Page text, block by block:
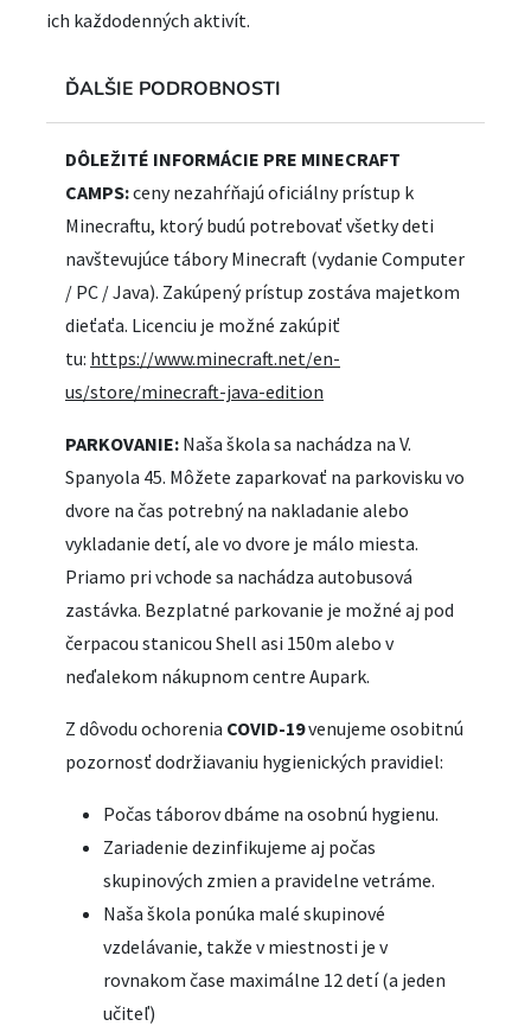
ich každodenných aktivít.
ĎALŠIE PODROBNOSTI
DÔLEŽITÉ INFORMÁCIE PRE MINECRAFT
CAMPS:ceny nezahŕňajú oficiálny prístup k
Minecraftu, ktorý budú potrebovať všetky deti
navštevujúce tábory Minecraft (vydanie Computer
/ PC / Java). Zakúpený prístup zostáva majetkom
dieťaťa. Licenciu je možné zakúpiť
tu: https://www.minecraft.net/en-
us/store/minecraft-java-edition
PARKOVANIE: Naša škola sa nachádza na V.
Spanyola 45. Môžete zaparkovať na parkovisku vo
dvore na čas potrebný na nakladanie alebo
vykladanie detí, ale vo dvore je málo miesta.
Priamo pri vchode sa nachádza autobusová
zastávka. Bezplatné parkovanie je možné aj pod
čerpacou stanicou Shell asi 150m alebo v
neďalekom nákupnom centre Aupark.
Z dôvodu ochorenia COVID-19venujeme osobitnú
pozornosť dodržiavaniu hygienických pravidiel:
Počas táborov dbáme na osobnú hygienu.
Zariadenie dezinfikujeme aj počas
skupinových zmien a pravidelne vetráme.
Naša škola ponúka malé skupinové
vzdelávanie, takže v miestnosti je v
rovnakom čase maximálne 12 detí (a jeden
učiteľ)